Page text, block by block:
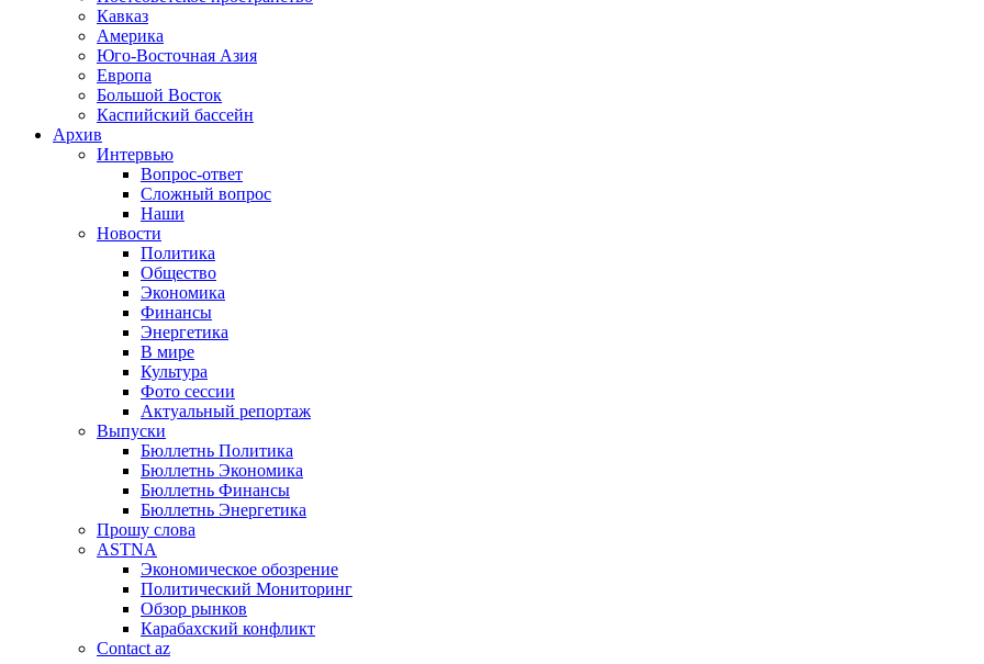
Кавказ
Америка
Юго-Восточная Азия
Европа
Большой Восток
Каспийский бассейн
Архив
Интервью
Вопрос-ответ
Сложный вопрос
Наши
Новости
Политика
Общество
Экономика
Финансы
Энергетика
В мире
Культура
Фото сессии
Актуальный репортаж
Выпуски
Бюллетнь Политика
Бюллетнь Экономика
Бюллетнь Финансы
Бюллетнь Энергетика
Прошу слова
ASTNA
Экономическое обозрение
Политический Мониторинг
Обзор рынков
Карабахский конфликт
Contact az